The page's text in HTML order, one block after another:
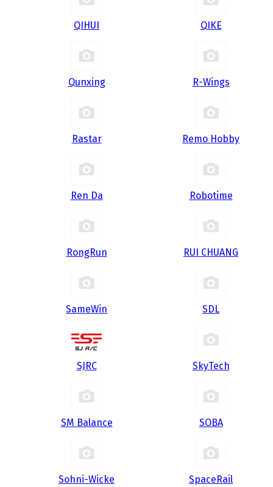
QIHUI QIKE
Qunxing R-Wings
Rastar Remo Hobby
Ren Da Robotime
RongRun RUI CHUANG
SameWin SDL
SJRC SkyTech
SM Balance SOBA
Sohni-Wicke SpaceRail